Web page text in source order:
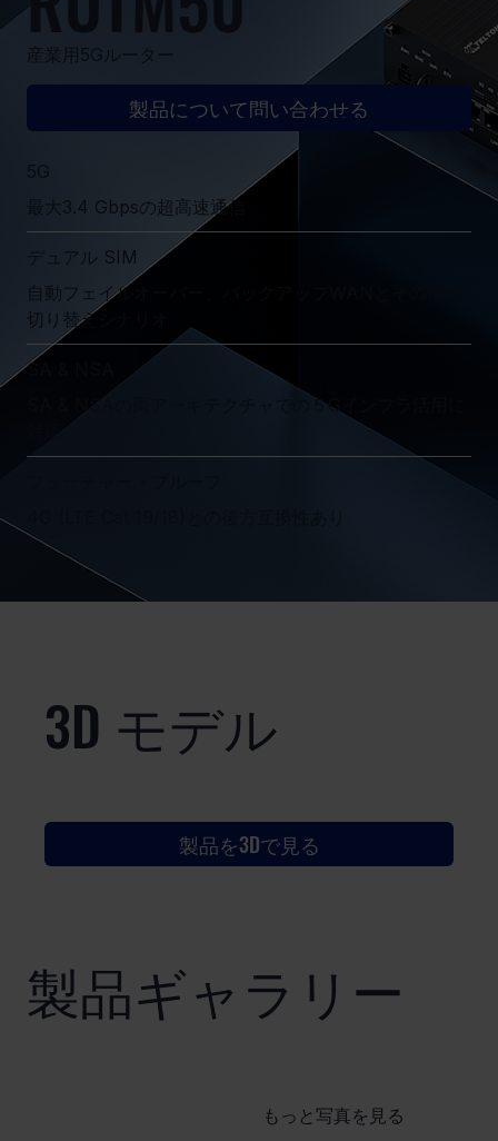
産業用5Gルーター
製品について問い合わせる
5G
最大3.4 Gbpsの超高速通信
デュアル SIM
自動フェイルオーバー、バックアップWANとその他の
切り替えシナリオ
SA & NSA
SA & NSAの両アーキテクチャでの５Gインフラ活用に
3D モデル
製品を3Dで見る
製品ギャラリー
もっと写真を見る